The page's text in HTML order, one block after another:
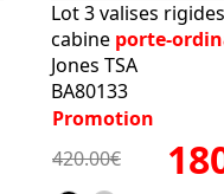
Lot 3 valises rigides
cabine porte-
Jones TSA
BA80133
Promotion
420.00€